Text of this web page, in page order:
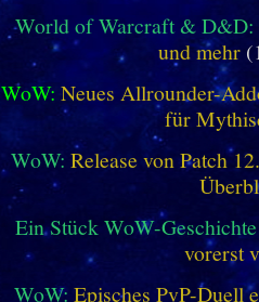
World of Warcraft & D&D:
und mehr
WoW: Neues Allrounder-
für
WoW: Release von Patch
Ein Stück WoW-
vorerst
WoW: Episches PvP-Duell